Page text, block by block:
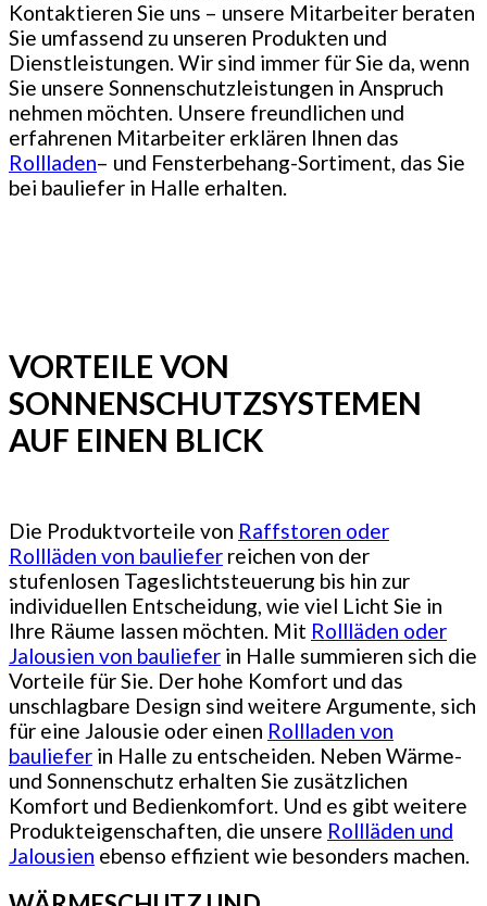
Kontaktieren Sie uns – unsere Mitarbeiter beraten
Sie umfassend zu unseren Produkten und
Dienstleistungen. Wir sind immer für Sie da, wenn
Sie unsere Sonnenschutzleistungen in Anspruch
nehmen möchten. Unsere freundlichen und
erfahrenen Mitarbeiter erklären Ihnen das
Rollladen– und Fensterbehang-Sortiment, das Sie
bei bauliefer in Halle erhalten.
VORTEILE VON
SONNENSCHUTZSYSTEMEN
AUF EINEN BLICK
Die Produktvorteile von Raffstoren oder
Rollläden von bauliefer reichen von der
stufenlosen Tageslichtsteuerung bis hin zur
individuellen Entscheidung, wie viel Licht Sie in
Ihre Räume lassen möchten. Mit Rollläden oder
Jalousien von bauliefer in Halle summieren sich die
Vorteile für Sie. Der hohe Komfort und das
unschlagbare Design sind weitere Argumente, sich
für eine Jalousie oder einen Rollladen von
bauliefer in Halle zu entscheiden. Neben Wärme-
und Sonnenschutz erhalten Sie zusätzlichen
Komfort und Bedienkomfort. Und es gibt weitere
Produkteigenschaften, die unsere Rollläden und
Jalousien ebenso effizient wie besonders machen.